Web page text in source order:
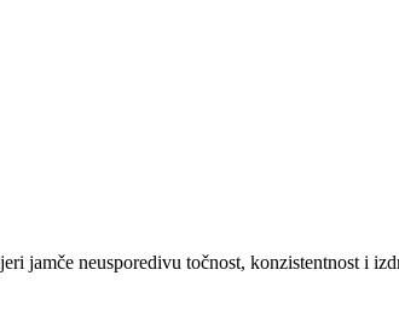
jamče neusporedivu točnost, konzistentnost i